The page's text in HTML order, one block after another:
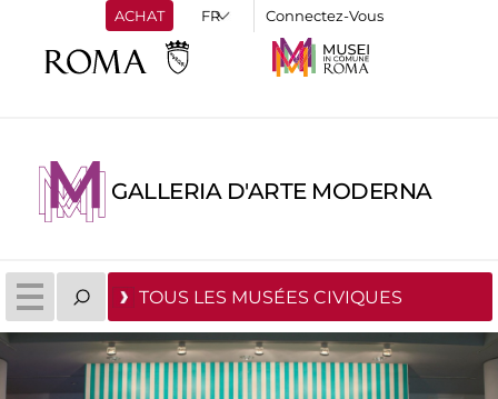
ACHAT Connectez-Vous
GALLERIA D'ARTE MODERNA
TOUS LES MUSÉES CIVIQUES